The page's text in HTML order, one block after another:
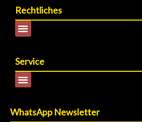
Rechtliches
Service
WhatsApp Newsletter